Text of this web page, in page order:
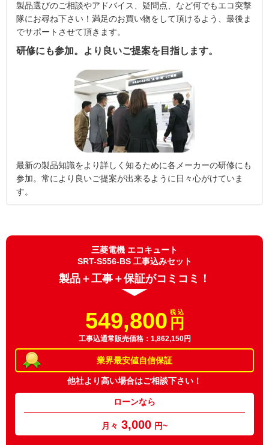
製品選びのご相談やアドバイス、疑問点、など何でもエコ突撃
隊にお尋ね下さい！満足のお買い物をして頂けるよう、最後ま
でサポートさせて頂きます。
研修にも参加。より良いご提案を目指します。
最新の製品知識をより詳しく知るために各メーカーの研修にも
参加。常により良いご提案が出来るように日々心がけていま
す。
三菱電機 エコキュート
SRT-S556-BS 工事込みセット
製品＋工事＋保証がコミコミ！
業界最安値自信保証
他社より高い場合はご相談下さい！
549,800 税 込
円
工事込通常販売価格：1,862,150円
ローンなら
月々 3,000 円~